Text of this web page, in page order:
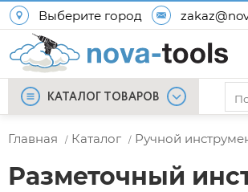
Выберите город
КАТАЛОГ ТОВАРОВ
Главная / Каталог / Ручной
Разметочный